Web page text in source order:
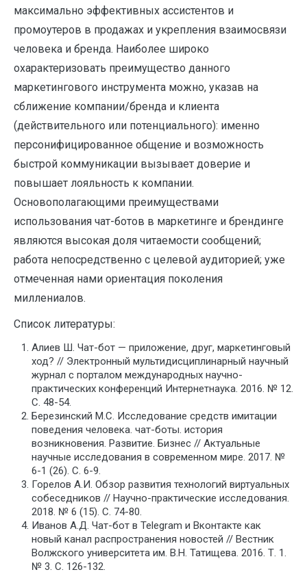
максимально эффективных ассистентов и
промоутеров в продажах и укрепления взаимосвязи
человека и бренда. Наиболее широко
охарактеризовать преимущество данного
маркетингового инструмента можно, указав на
сближение компании/бренда и клиента
(действительного или потенциального): именно
персонифицированное общение и возможность
быстрой коммуникации вызывает доверие и
повышает лояльность к компании.
Основополагающими преимуществами
использования чат-ботов в маркетинге и брендинге
являются высокая доля читаемости сообщений;
работа непосредственно с целевой аудиторией; уже
отмеченная нами ориентация поколения
миллениалов.
Список литературы:
Алиев Ш. Чат-бот — приложение, друг, маркетинговый
ход? // Электронный мультидисциплинарный научный
журнал с порталом международных научно-
практических конференций Интернетнаука. 2016. № 12.
С. 48-54.
Березинский М.С. Исследование средств имитации
поведения человека. чат-боты. история
возникновения. Развитие. Бизнес // Актуальные
научные исследования в современном мире. 2017. №
6-1 (26). С. 6-9.
Горелов А.И. Обзор развития технологий виртуальных
собеседников // Научно-практические исследования.
2018. № 6 (15). С. 74-80.
Иванов А.Д. Чат-бот в Telegram и Вконтакте как
новый канал распространения новостей // Вестник
Волжского университета им. В.Н. Татищева. 2016. Т. 1.
№ 3. С. 126-132.